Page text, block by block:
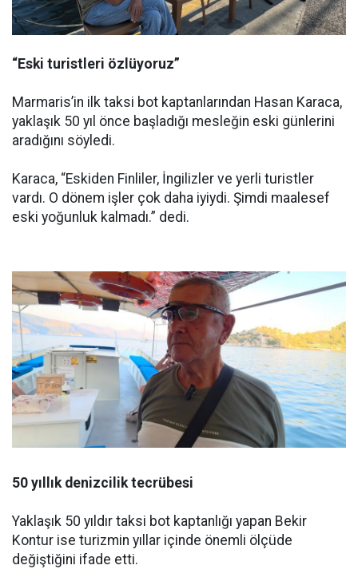
“Eski turistleri özlüyoruz”
Marmaris’in ilk taksi bot kaptanlarından Hasan Karaca,
yaklaşık 50 yıl önce başladığı mesleğin eski günlerini
aradığını söyledi.
Karaca, “Eskiden Finliler, İngilizler ve yerli turistler
vardı. O dönem işler çok daha iyiydi. Şimdi maalesef
eski yoğunluk kalmadı.” dedi.
50 yıllık denizcilik tecrübesi
Yaklaşık 50 yıldır taksi bot kaptanlığı yapan Bekir
Kontur ise turizmin yıllar içinde önemli ölçüde
değiştiğini ifade etti.